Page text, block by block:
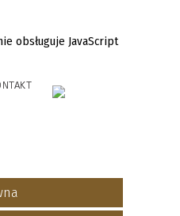
obsługuje JavaScript